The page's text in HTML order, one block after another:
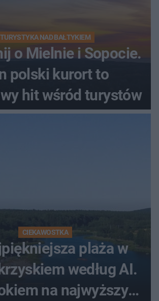
TURYSTYKA NAD BAŁTYKIEM
o Mielnie i Sopocie.
polski kurort to
hit wśród turystów
CIEKAWOSTKA
plaża w
według AI.
na najwyższy